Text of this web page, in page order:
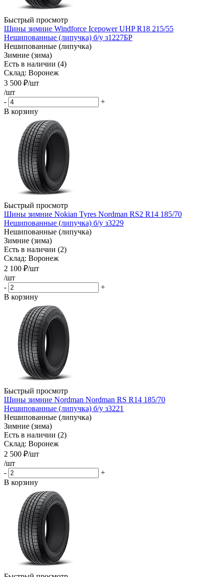
Быстрый просмотр
Шины зимние Windforce Icepower UHP R18 215/55
Нешипованные (липучка) б/у з1227БР
Нешипованные (липучка)
Зимние (зима)
Есть в наличии (4)
Склад: Воронеж
3 500 ₽/шт
/шт
-
+
В корзину
Быстрый просмотр
Шины зимние Nokian Tyres Nordman RS2 R14 185/70
Нешипованные (липучка) б/у з3229
Нешипованные (липучка)
Зимние (зима)
Есть в наличии (2)
Склад: Воронеж
2 100 ₽/шт
/шт
-
+
В корзину
Быстрый просмотр
Шины зимние Nordman Nordman RS R14 185/70
Нешипованные (липучка) б/у з3221
Нешипованные (липучка)
Зимние (зима)
Есть в наличии (2)
Склад: Воронеж
2 500 ₽/шт
/шт
-
+
В корзину